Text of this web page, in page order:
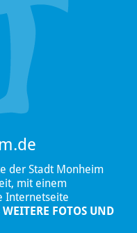
der Stadt Monheim
mit einem
Internetseite
WEITERE FOTOS UND